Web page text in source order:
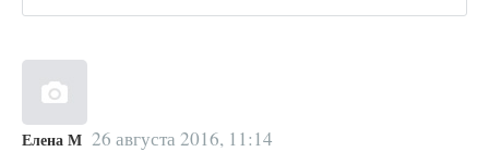
Елена М 26 августа 2016, 11:14